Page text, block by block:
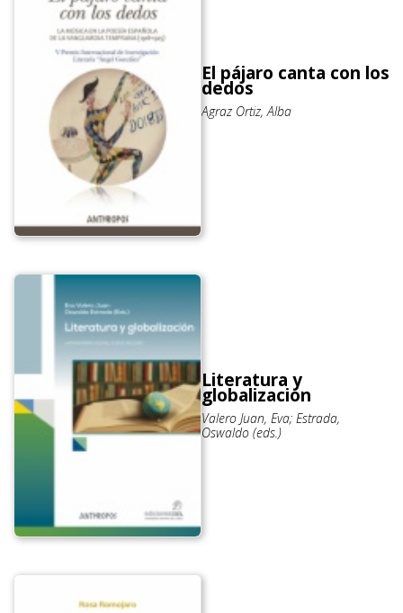
El pájaro canta con los
dedos
Agraz Ortiz, Alba
Literatura y
globalización
Valero Juan, Eva; Estrada,
Oswaldo (eds.)